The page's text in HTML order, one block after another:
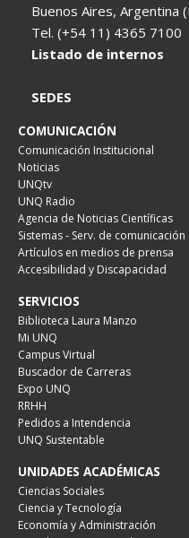
Buenos Aires, Argentina
Tel. (+54 11) 4365
Listado de internos
SEDES
COMUNICACIÓN
Comunicación Institucional
Noticias
UNQtv
UNQ Radio
Agencia de Noticias Científicas
Sistemas - Serv. de comunicación
Artículos en medios de prensa
Accesibilidad y Discapacidad
SERVICIOS
Biblioteca Laura Manzo
Mi UNQ
Campus Virtual
Buscador de Carreras
Expo UNQ
RRHH
Pedidos a Intendencia
UNQ Sustentable
UNIDADES ACADÉMICAS
Ciencias Sociales
Ciencia y Tecnología
Economía y Administración